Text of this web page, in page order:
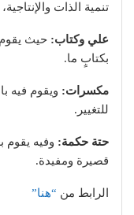
تنمية الذات
علي وكتاب: حيث يقوم
بكتابٍ ما.
مكسرات: ويقوم فيه
للتغيير.
حتة حكمة: وفيه
قصيرة ومفيدة.
الرابط من “هنا”